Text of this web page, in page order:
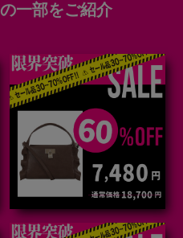
一部をご紹介